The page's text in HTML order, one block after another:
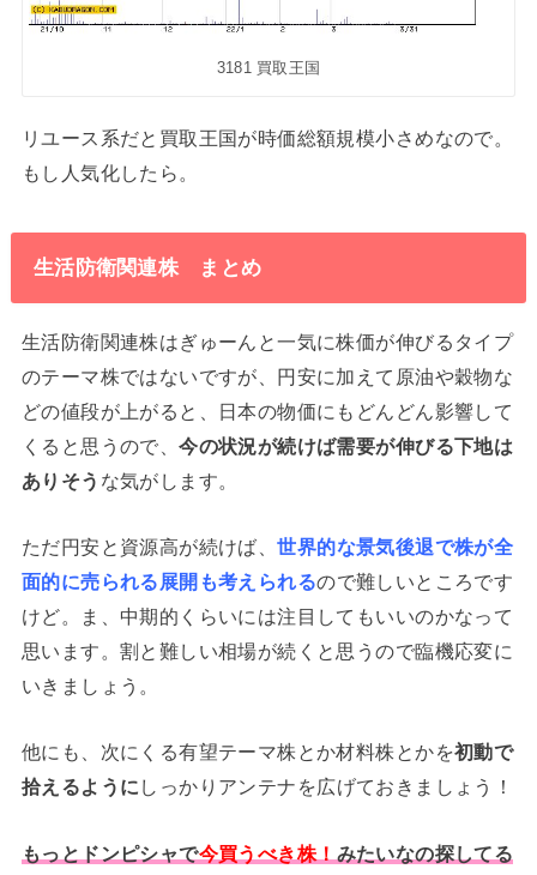
3181 買取王国
リユース系だと買取王国が時価総額規模小さめなので。
もし人気化したら。
生活防衛関連株 まとめ
生活防衛関連株はぎゅーんと一気に株価が伸びるタイプ
のテーマ株ではないですが、円安に加えて原油や穀物な
どの値段が上がると、日本の物価にもどんどん影響して
くると思うので、今の状況が続けば需要が伸びる下地は
ありそう な気がします。
ただ円安と資源高が続けば、世界的な景気後退で株が全
面的に売られる展開も考えられるので難しいところです
けど。ま、中期的くらいには注目してもいいのかなって
思います。割と難しい相場が続くと思うので臨機応変に
いきましょう。
他にも、次にくる有望テーマ株とか材料株とかを初動で
拾えるように しっかりアンテナを広げておきましょう！
もっとドンピシャで今買うべき株！ みたいなの探してる